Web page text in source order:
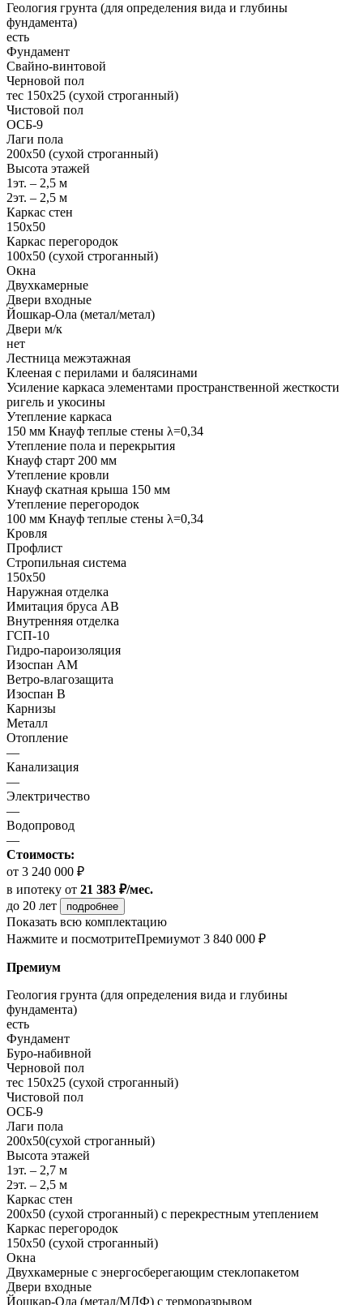
Геология грунта (для определения вида и глубины
фундамента)
есть
Фундамент
Свайно-винтовой
Черновой пол
тес 150х25 (сухой строганный)
Чистовой пол
ОСБ-9
Лаги пола
200х50 (сухой строганный)
Высота этажей
1эт. – 2,5 м
2эт. – 2,5 м
Каркас стен
150х50
Каркас перегородок
100х50 (сухой строганный)
Окна
Двухкамерные
Двери входные
Йошкар-Ола (метал/метал)
Двери м/к
нет
Лестница межэтажная
Клееная с перилами и балясинами
Усиление каркаса элементами пространственной жесткости
ригель и укосины
Утепление каркаса
150 мм Кнауф теплые стены λ=0,34
Утепление пола и перекрытия
Кнауф старт 200 мм
Утепление кровли
Кнауф скатная крыша 150 мм
Утепление перегородок
100 мм Кнауф теплые стены λ=0,34
Кровля
Профлист
Стропильная система
150х50
Наружная отделка
Имитация бруса АВ
Внутренняя отделка
ГСП-10
Гидро-пароизоляция
Изоспан АМ
Ветро-влагозащита
Изоспан В
Карнизы
Металл
Отопление
—
Канализация
—
Электричество
—
Водопровод
—
Стоимость:
от 3 240 000 ₽
в ипотеку от 21 383 ₽/мес.
до 20 лет
подробнее
Показать всю комплектацию
Нажмите и посмотритеПремиумот 3 840 000 ₽
Премиум
Геология грунта (для определения вида и глубины
фундамента)
есть
Фундамент
Буро-набивной
Черновой пол
тес 150х25 (сухой строганный)
Чистовой пол
ОСБ-9
Лаги пола
200х50(сухой строганный)
Высота этажей
1эт. – 2,7 м
2эт. – 2,5 м
Каркас стен
200х50 (сухой строганный) с перекрестным утеплением
Каркас перегородок
150х50 (сухой строганный)
Окна
Двухкамерные с энергосберегающим стеклопакетом
Двери входные
Йошкар-Ола (метал/МДФ) с терморазрывом